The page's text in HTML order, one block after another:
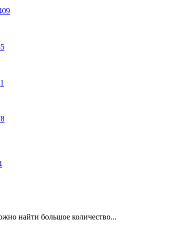
найти большое количество...